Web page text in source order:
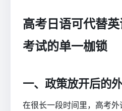
高考日语可代替
考试的单一枷锁
一、政策放开后的
在很长一段时间里，高考